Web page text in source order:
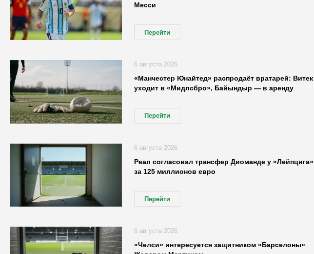
Месси
Перейти
«Манчестер Юнайтед» распродаёт вратарей: Витек
уходит в «Мидлсбро», Байындыр — в аренду
Перейти
6 августа 2026
Реал согласовал трансфер Диоманде у «Лейпцига»
за 125 миллионов евро
Перейти
6 августа 2026
«Челси» интересуется защитником «Барселоны»
6 августа 2026